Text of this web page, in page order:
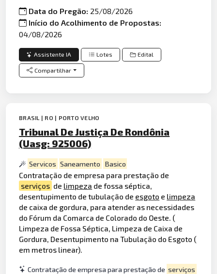
Data do Pregão: 25/08/2026
Início do Acolhimento de Propostas:
04/08/2026
Assistente IA Lotes Edital
Compartilhar
BRASIL | RO | PORTO VELHO
Tribunal De Justiça De Rondônia
(Uasg: 925006)
Servicos Saneamento Basico
Contratação de empresa para prestação de
serviços de limpeza de fossa séptica,
desentupimento de tubulação de esgoto e limpeza
de caixa de gordura, para atender as necessidades
do Fórum da Comarca de Colorado do Oeste. (
Limpeza de Fossa Séptica, Limpeza de Caixa de
Gordura, Desentupimento na Tubulação do Esgoto (
em metros linear).
Contratação de empresa para prestação de serviços